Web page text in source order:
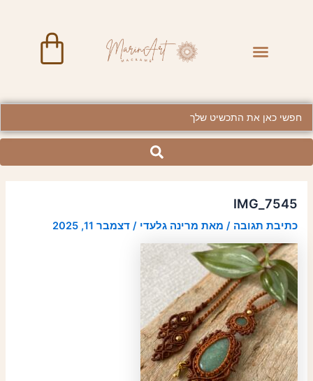
Menu
IMG_7545
כתיבת תגובה / מאת מרינה גלעדי/דצמבר 11, 2025